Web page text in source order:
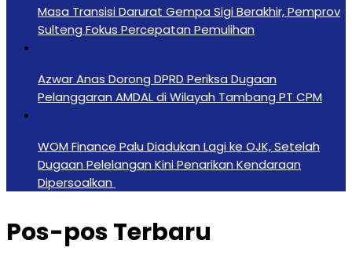
Masa Transisi Darurat Gempa Sigi Berakhir, Pemprov
Sulteng Fokus Percepatan Pemulihan
Azwar Anas Dorong DPRD Periksa Dugaan
Pelanggaran AMDAL di Wilayah Tambang PT CPM
‎WOM Finance Palu Diadukan Lagi ke OJK, Setelah
Dugaan Pelelangan Kini Penarikan Kendaraan
Dipersoalkan ‎
Pos-pos Terbaru